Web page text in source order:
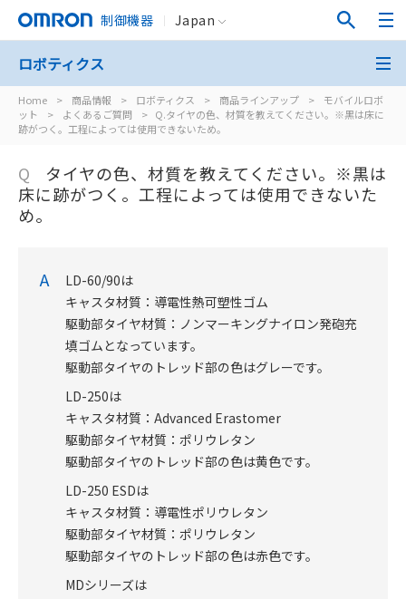
制御機器 Japan
Home > 商品情報 > ロボティクス > 商品ラインアップ >
モバイルロボ
ット
> よくあるご質問 > Q.タイヤの色、材質を教えてください。※黒は床に
跡がつく。工程によっては使用できないため。
ロボティクス
Q
タイヤの色、材質を教えてください。※黒は
床に跡がつく。工程によっては使用できないた
め。
A
LD-60/90は
キャスタ材質：導電性熱可塑性ゴム
駆動部タイヤ材質：ノンマーキングナイロン発砲充
填ゴムとなっています。
駆動部タイヤのトレッド部の色はグレーです。
LD-250は
キャスタ材質：Advanced Erastomer
駆動部タイヤ材質：ポリウレタン
駆動部タイヤのトレッド部の色は黄色です。
LD-250 ESDは
キャスタ材質：導電性ポリウレタン
駆動部タイヤ材質：ポリウレタン
駆動部タイヤのトレッド部の色は赤色です。
MDシリーズは